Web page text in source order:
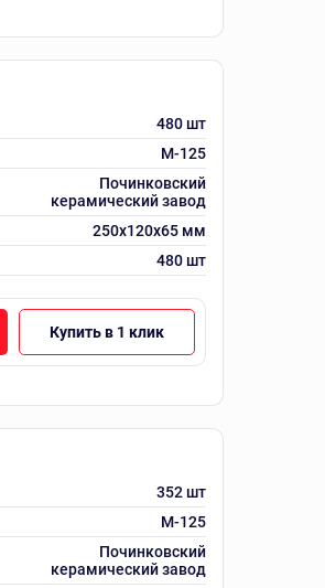
480 шт
M-125
Починковский
керамический завод
250х120х65 мм
480 шт
Купить в 1 клик
352 шт
M-125
Починковский
керамический завод